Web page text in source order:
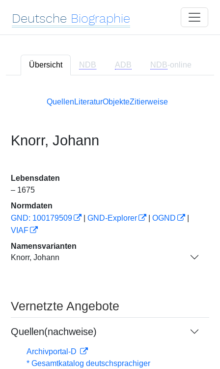
Deutsche Biographie
Übersicht NDB ADB NDB-online
Quellen LiteraturObjekteZitierweise
Knorr, Johann
Lebensdaten
– 1675
Normdaten
GND: 100179509
GND-Explorer OGND
VIAF
Namensvarianten
Knorr, Johann
Vernetzte Angebote
Quellen(nachweise)
Archivportal-D
* Gesamtkatalog deutschsprachiger